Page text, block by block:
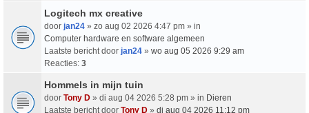
Logitech mx creative
door jan24 » zo aug 02 2026 4:47 pm » in
Computer hardware en software algemeen
Laatste bericht door jan24 » wo aug 05 2026 9:29 am
Reacties: 3
Hommels in mijn tuin
door Tony D » di aug 04 2026 5:28 pm » in Dieren
Laatste bericht door Tony D » di aug 04 2026 11:12 pm